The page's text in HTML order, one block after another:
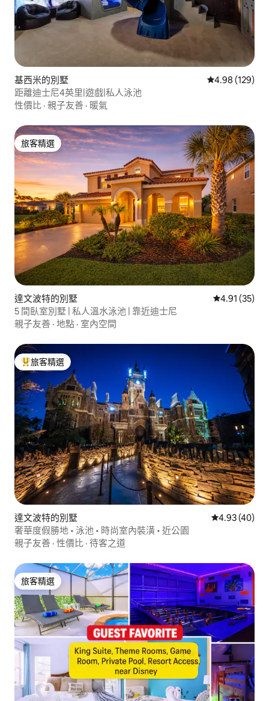
基西米的別墅 從 129 則評價
4.98 (129)
距離迪士尼4英里|遊戲|私人泳池
性價比 · 親子友善 · 暖氣
旅客精選
旅客精選
達文波特的別墅 從 35 則評價
4.91 (35)
5 間臥室別墅 | 私人溫水泳池 | 靠近迪士尼
親子友善 · 地點 · 室內空間
旅客精選榜首
旅客精選
達文波特的別墅 從 40 則評價
4.93 (40)
奢華度假勝地 • 泳池 • 時尚室內裝潢 • 近公園
親子友善 · 性價比 · 待客之道
旅客精選
旅客精選